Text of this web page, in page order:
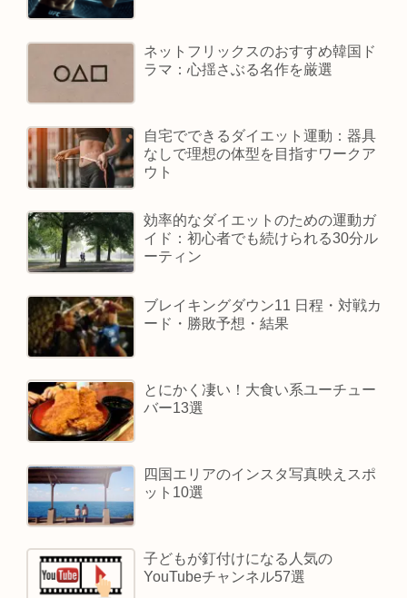
ネットフリックスのおすすめ韓国ド
ラマ：心揺さぶる名作を厳選
自宅でできるダイエット運動：器具
なしで理想の体型を目指すワークア
ウト
効率的なダイエットのための運動ガ
イド：初心者でも続けられる30分ル
ーティン
ブレイキングダウン11 日程・対戦カ
ード・勝敗予想・結果
とにかく凄い！大食い系ユーチュー
バー13選
四国エリアのインスタ写真映えスポ
ット10選
子どもが釘付けになる人気の
YouTubeチャンネル57選